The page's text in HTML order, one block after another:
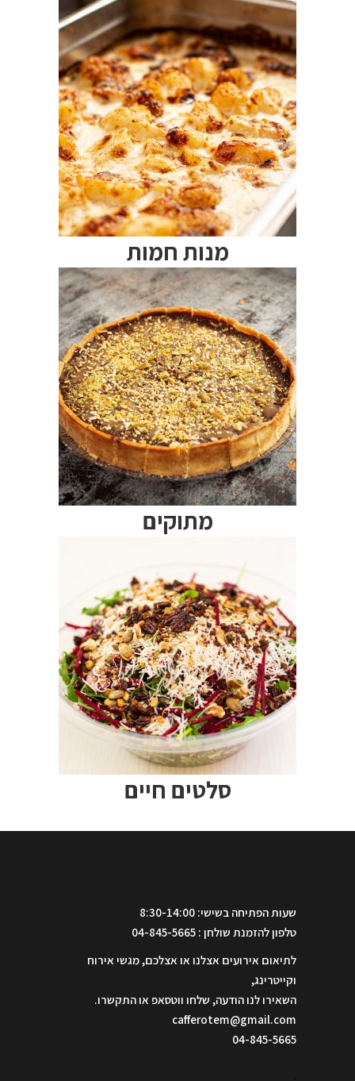
מנות חמות
מתוקים
סלטים חיים
שעות הפתיחה בשישי: 8:30-14:00
טלפון להזמנת שולחן : 04-845-5665
לתיאום אירועים אצלנו או אצלכם, מגשי אירוח
וקייטרינג,
השאירו לנו הודעה, שלחו ווטסאפ או התקשרו.
cafferotem@gmail.com
04-845-5665
.